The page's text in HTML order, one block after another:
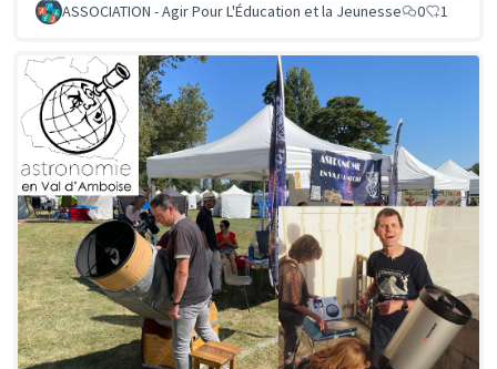
ASSOCIATION - Agir Pour L'Éducation et la Jeunesse
0 1